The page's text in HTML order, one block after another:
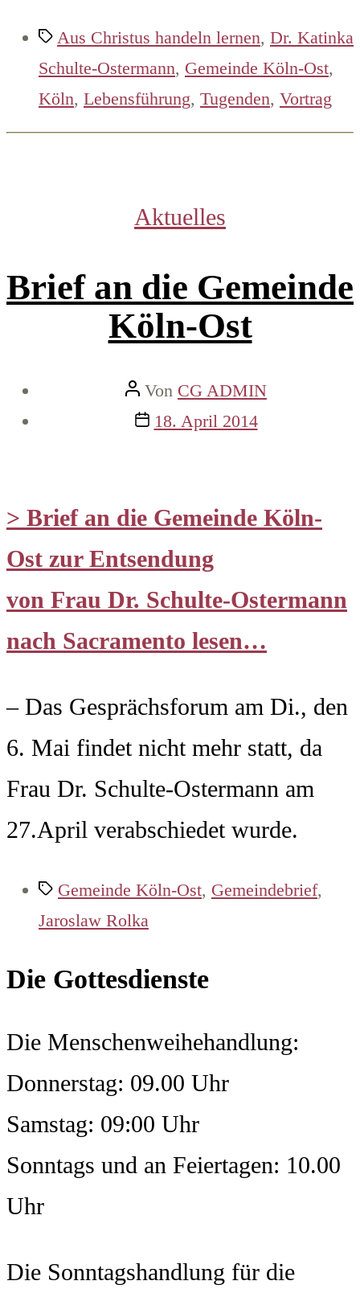
Schlagwörter
Aus Christus handeln lernen, Dr. Katinka
Schulte-Ostermann, Gemeinde Köln-Ost,
Köln, Lebensführung, Tugenden, Vortrag
Kategorien
Aktuelles
Brief an die Gemeinde
Köln-Ost
Beitragsautor
Von CG ADMIN
Veröffentlichungsdatum
18. April 2014
> Brief an die Gemeinde Köln-
Ost zur Entsendung
von Frau Dr. Schulte-Ostermann
nach Sacramento lesen…
– Das Gesprächsforum am Di., den
6. Mai findet nicht mehr statt, da
Frau Dr. Schulte-Ostermann am
27.April verabschiedet wurde.
Schlagwörter
Gemeinde Köln-Ost, Gemeindebrief,
Jaroslaw Rolka
Die Gottesdienste
Die Menschenweihehandlung:
Donnerstag: 09.00 Uhr
Samstag: 09:00 Uhr
Sonntags und an Feiertagen: 10.00
Uhr
Die Sonntagshandlung für die